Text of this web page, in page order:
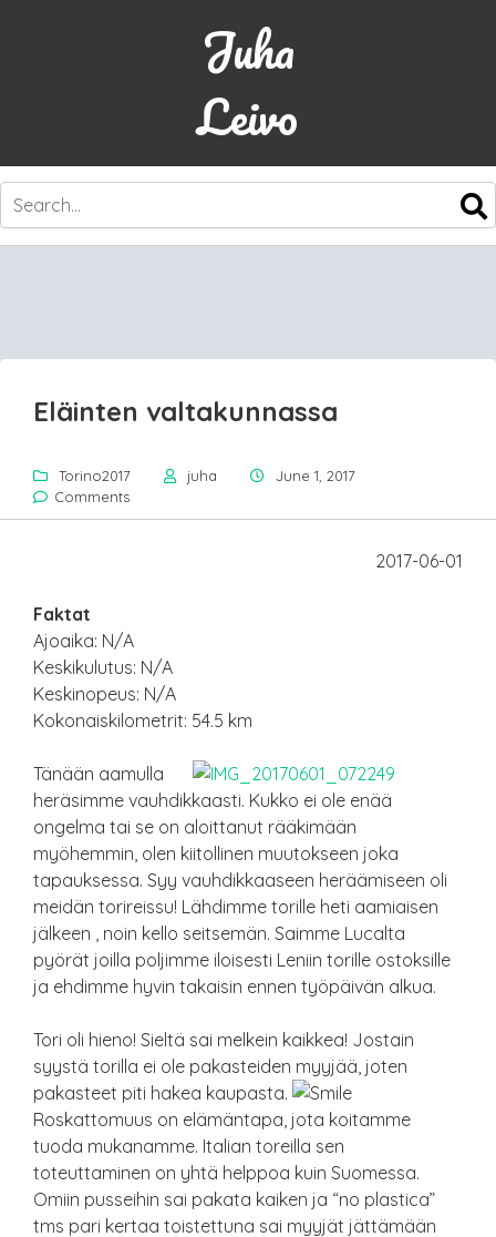
Juha
Leivo
SKIP
CONTENT
Eläinten valtakunnassa
Torino2017 juha
June 1, 2017
Comments
2017-06-01
Faktat
Ajoaika: N/A
Keskikulutus: N/A
Keskinopeus: N/A
Kokonaiskilometrit: 54.5 km
Tänään aamulla
heräsimme vauhdikkaasti. Kukko ei ole enää
ongelma tai se on aloittanut rääkimään
myöhemmin, olen kiitollinen muutokseen joka
tapauksessa. Syy vauhdikkaaseen heräämiseen oli
meidän torireissu! Lähdimme torille heti aamiaisen
jälkeen , noin kello seitsemän. Saimme Lucalta
pyörät joilla poljimme iloisesti Leniin torille ostoksille
ja ehdimme hyvin takaisin ennen työpäivän alkua.
Tori oli hieno! Sieltä sai melkein kaikkea! Jostain
syystä torilla ei ole pakasteiden myyjää, joten
pakasteet piti hakea kaupasta.
Roskattomuus on elämäntapa, jota koitamme
tuoda mukanamme. Italian toreilla sen
toteuttaminen on yhtä helppoa kuin Suomessa.
Omiin pusseihin sai pakata kaiken ja “no plastica”
tms pari kertaa toistettuna sai myyjät jättämään